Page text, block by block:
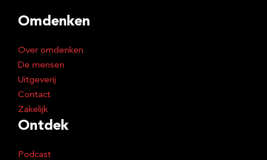
Omdenken
Over omdenken
De mensen
Uitgeverij
Contact
Zakelijk
Ontdek
Podcast